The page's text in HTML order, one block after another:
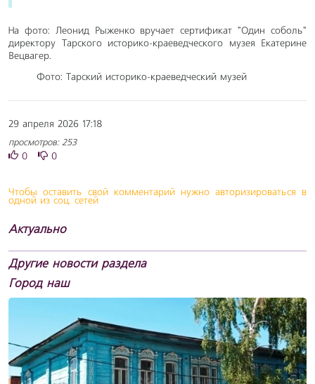
На фото: Леонид Рыженко вручает сертификат "Один соболь"
директору Тарского историко-краеведческого музея Екатерине
Вецвагер.
Фото: Тарский историко-краеведческий музей
29 апреля 2026 17:18
просмотров: 253
0 0
Чтобы оставить свой комментарий нужно авторизироваться в
одной из соц. сетей
Актуально
Другие новости раздела
Город наш